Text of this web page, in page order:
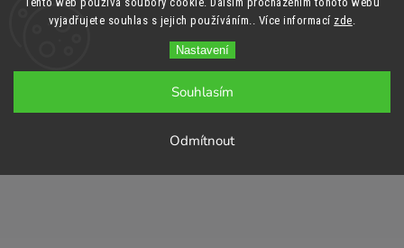
vyjadřujete souhlas s jejich používáním.. Více informací zde
Nastavení
Odmítnout
Souhlasím